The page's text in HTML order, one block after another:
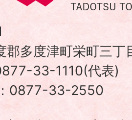
町
TADOTSU
TOWN
郡多度津町栄町三
33-1110(代表)
0877-33-2550